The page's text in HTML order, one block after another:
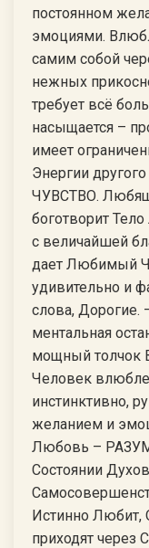
постоянном
эмоциями.
самим собой
нежных
требует всё
насыщается –
имеет
Энергии
ЧУВСТВО.
боготворит
с величайшей
дает Любимый
удивительно и
слова, Дорогие.
ментальная
мощный толчок
Человек
инстинктивно,
желанием и
Любовь –
Состоянии
Истинно Любит,
приходят